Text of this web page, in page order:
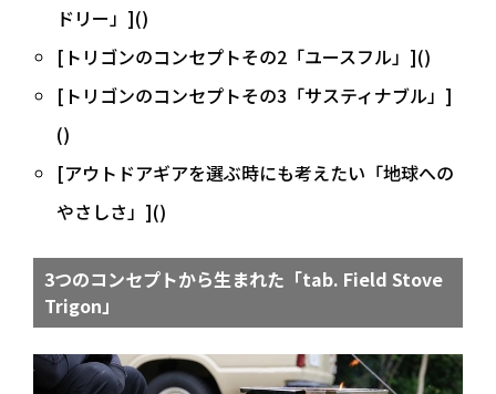
ドリー」]()
[トリゴンのコンセプトその2「ユースフル」]()
[トリゴンのコンセプトその3「サスティナブル」]
()
[アウトドアギアを選ぶ時にも考えたい「地球への
やさしさ」]()
3つのコンセプトから生まれた「tab. Field Stove
Trigon」